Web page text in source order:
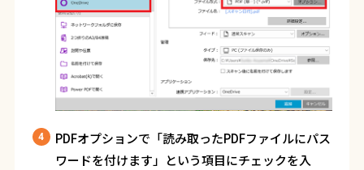
PDFオプションで「読み取ったPDFファイルにパス
ワードを付けます」という項目にチェックを入